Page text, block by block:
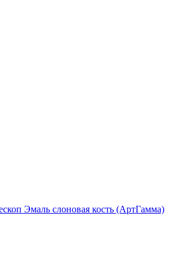
Эмаль слоновая кость (АртГамма)